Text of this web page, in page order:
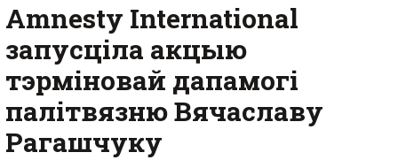
Amnesty International
запусціла акцыю
тэрміновай дапамогі
палітвязню Вячаславу
Рагашчуку